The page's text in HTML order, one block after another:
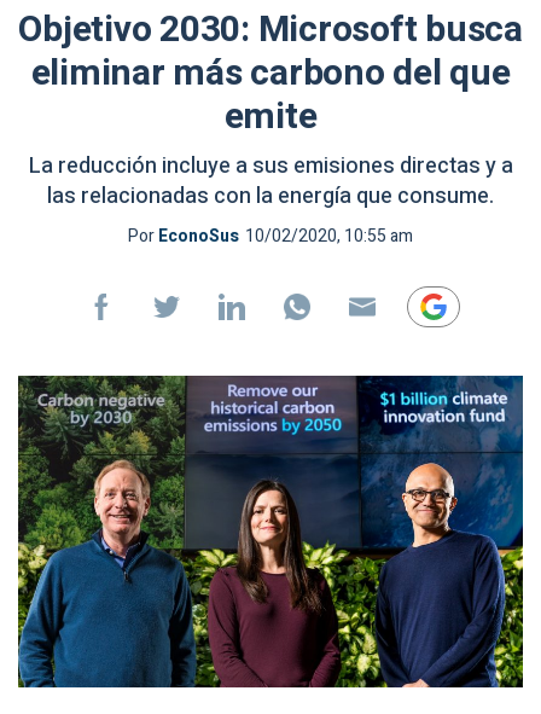
Objetivo 2030: Microsoft busca
eliminar más carbono del que
emite
La reducción incluye a sus emisiones directas y a
las relacionadas con la energía que consume.
PorEconoSus 10/02/2020, 10:55 am